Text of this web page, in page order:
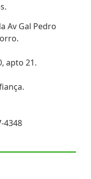
Av Gal Pedro
apto 21.
4348